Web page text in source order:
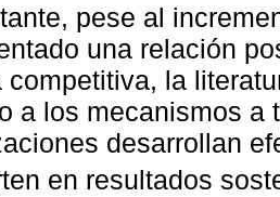
pese al
una relación
competitiva, la
a los mecanismos a
desarrollan
en resultados